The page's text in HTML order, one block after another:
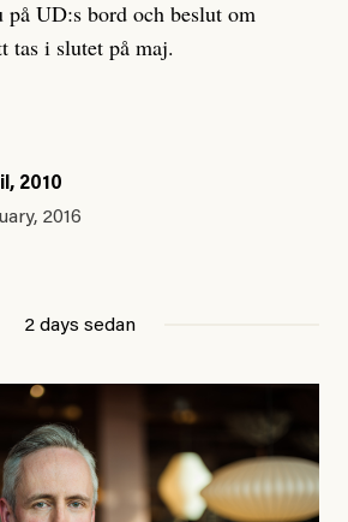
på UD:s bord och beslut om
tas i slutet på maj.
2010
2016
2 days sedan